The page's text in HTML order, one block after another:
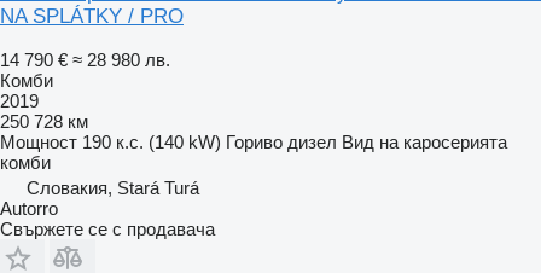
NA SPLÁTKY / PRO
14 790 € ≈ 28 980 лв.
Комби
2019
250 728 км
Мощност 190 к.с. (140 kW) Гориво дизел Вид на каросерията
комби
Словакия, Stará Turá
Autorro
Свържете се с продавача